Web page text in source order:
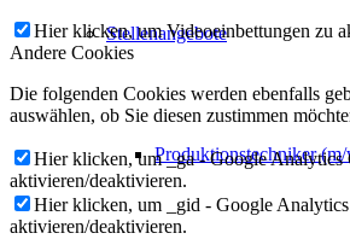
Stellenangebote
Produktionstechniker
Hier klicken, um Videoeinbettungen zu
Andere Cookies
Die folgenden Cookies werden ebenfalls
auswählen, ob Sie diesen zustimmen
Hier klicken, um _ga - Google Analytics
aktivieren/deaktivieren.
Hier klicken, um _gid - Google
aktivieren/deaktivieren.